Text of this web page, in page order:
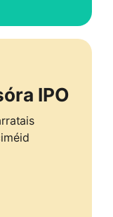
IPO